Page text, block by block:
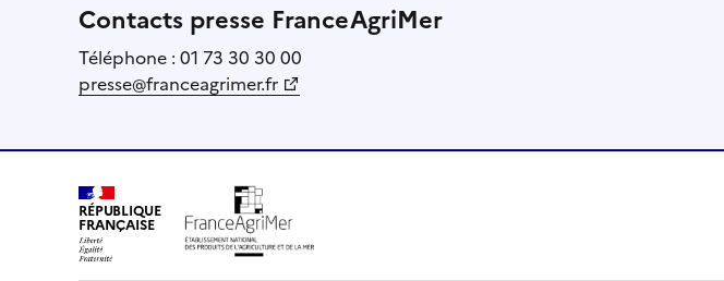
Contacts presse FranceAgriMer
Téléphone : 01 73 30 30 00
presse@franceagrimer.fr
RÉPUBLIQUE
FRANÇAISE